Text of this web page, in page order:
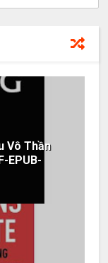
Vô Thần
EPUB-